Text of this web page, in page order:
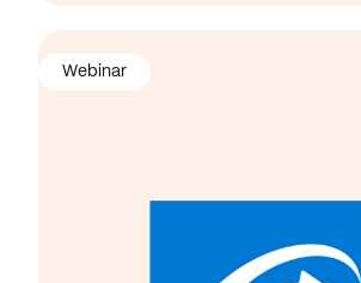
Webinar